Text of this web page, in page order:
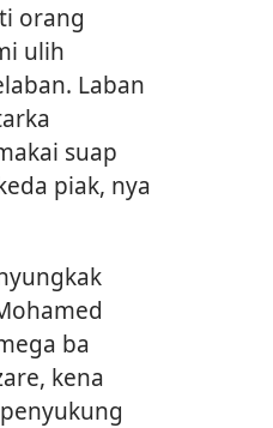
orang
ulih
Laban
suap
piak, nya
ba
kena